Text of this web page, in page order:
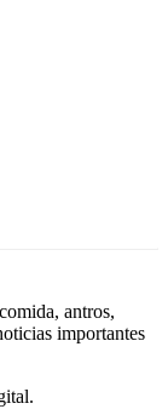
antros,
importantes